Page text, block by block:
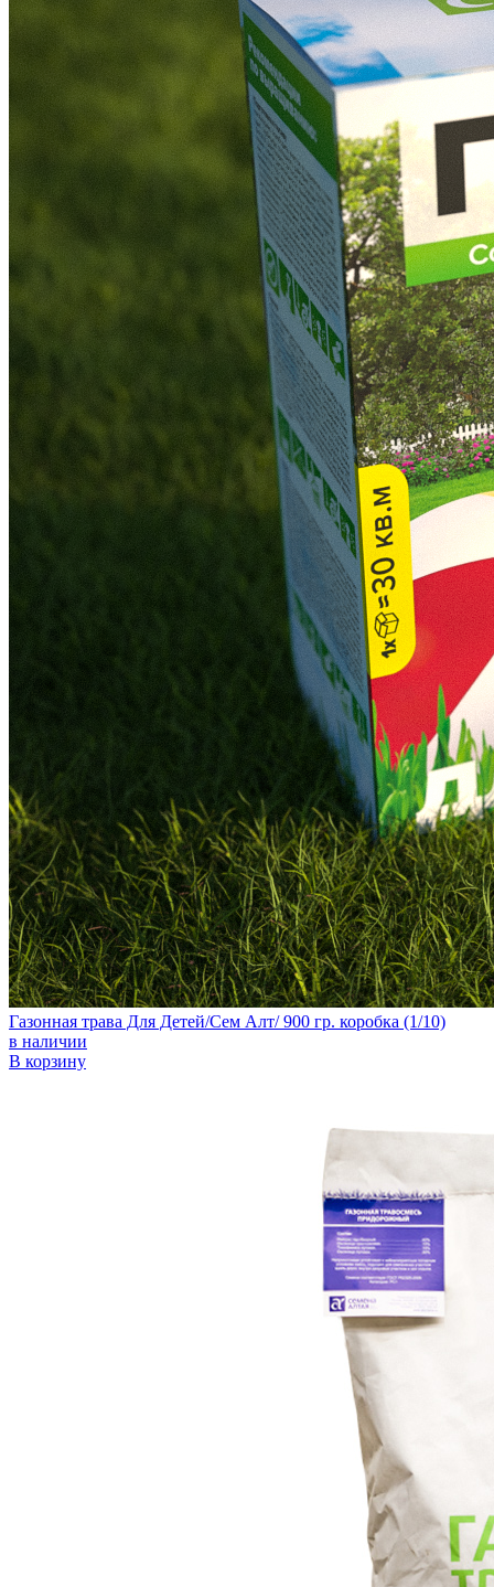
Газонная трава Для Детей/Сем Алт/ 900 гр. коробка (1/10)
в наличии
В корзину